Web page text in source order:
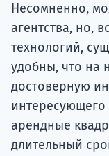
Несомненно,
агентства, но,
технологий,
удобны, что на
достоверную
интересующего
арендные
длительный